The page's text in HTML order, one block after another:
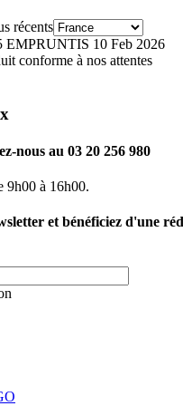
récents
EMPRUNTIS 10 Feb 2026
conforme à nos attentes
nous au 03 20 256 980
9h00 à 16h00.
et bénéficiez d'une